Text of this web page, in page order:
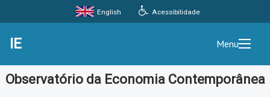
Acessibilidade
English
IE Menu
Observatório da Economia Contemporânea